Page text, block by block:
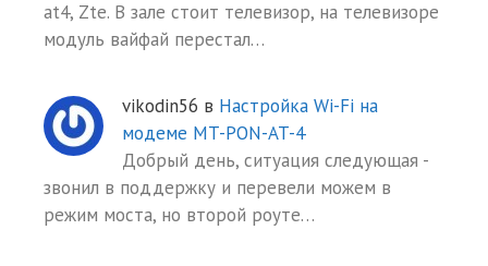
at4, Zte. В зале стоит телевизор, на телевизоре
модуль вайфай перестал…
vikodin56 в Настройка Wi-Fi на
модеме MT-PON-AT-4
Добрый день, ситуация следующая -
звонил в поддержку и перевели можем в
режим моста, но второй роуте…